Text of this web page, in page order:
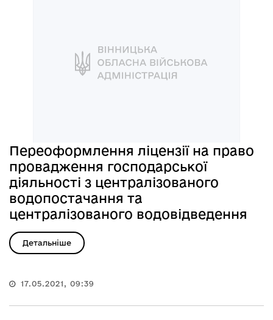
Переоформлення ліцензії на право
провадження господарської
діяльності з централізованого
водопостачання та
централізованого водовідведення
Детальніше
17.05.2021, 09:39